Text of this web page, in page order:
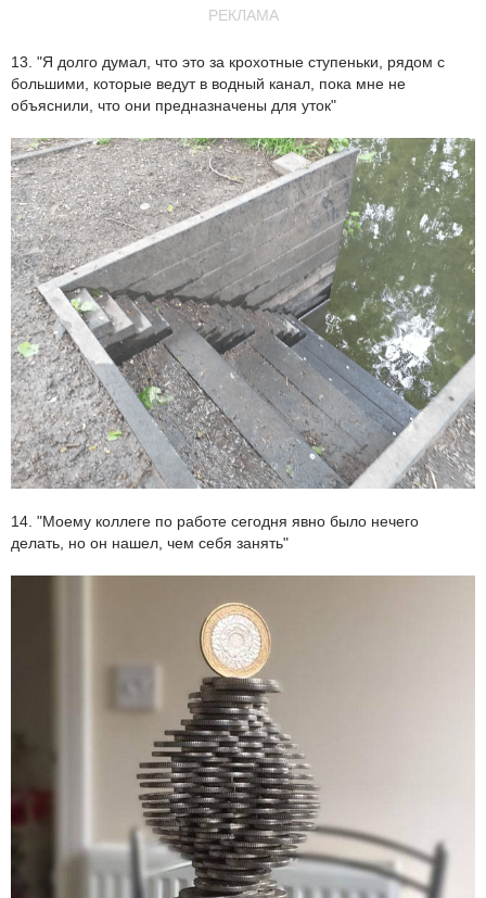
РЕКЛАМА
13. "Я долго думал, что это за крохотные ступеньки, рядом с
большими, которые ведут в водный канал, пока мне не
объяснили, что они предназначены для уток"
14. "Моему коллеге по работе сегодня явно было нечего
делать, но он нашел, чем себя занять"